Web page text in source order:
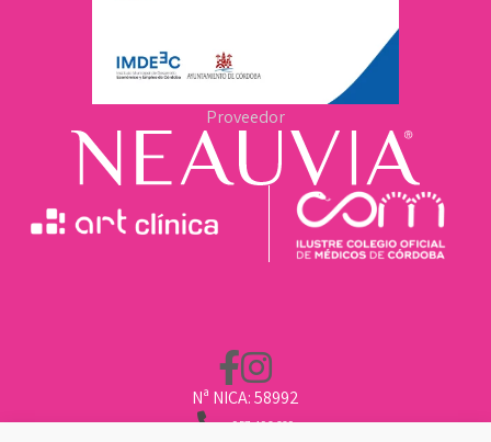
Nª NICA: 58992
957 496 669
Proveedor